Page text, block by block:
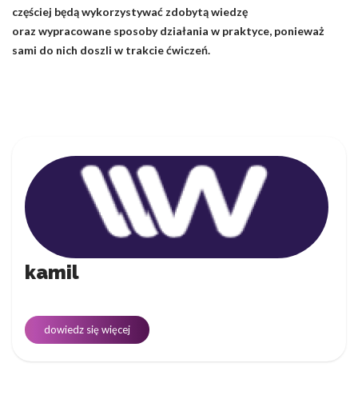
częściej będą wykorzystywać zdobytą wiedzę
oraz wypracowane sposoby działania w praktyce, ponieważ
sami do nich doszli w trakcie ćwiczeń.
kamil
dowiedz się więcej